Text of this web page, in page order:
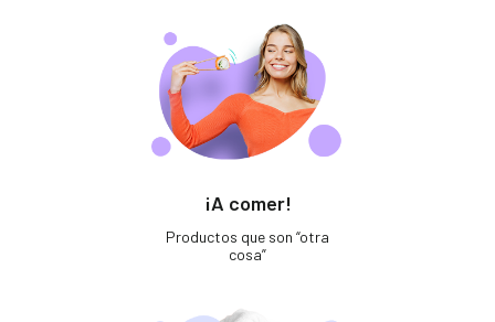
¡A comer!
Productos que son “otra
cosa”